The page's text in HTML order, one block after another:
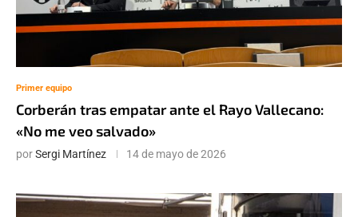
Primer equipo
Corberán tras empatar ante el Rayo Vallecano:
«No me veo salvado»
porSergi Martínez 14 de mayo de 2026